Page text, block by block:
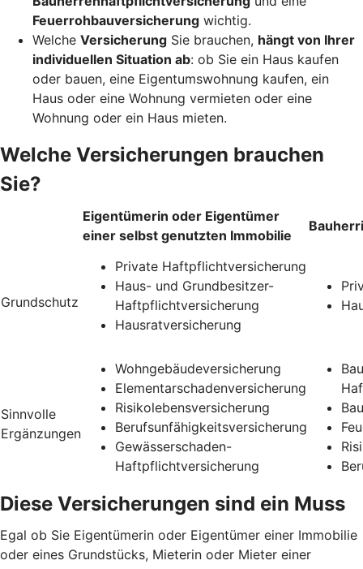
Feuerrohbauversicherung wichtig.
Welche Versicherung Sie brauchen, hängt von Ihrer
individuellen Situation ab: ob Sie ein Haus kaufen
oder bauen, eine Eigentumswohnung kaufen, ein
Haus oder eine Wohnung vermieten oder eine
Wohnung oder ein Haus mieten.
Welche Versicherungen brauchen
Sie?
Eigentümerin oder Eigentümer
einer selbst genutzten Immobilie
Grundschutz
Private Haftpflichtversicherung
Haus- und Grundbesitzer-
Haftpflichtversicherung
Hausratversicherung
Sinnvolle
Ergänzungen
Wohngebäudeversicherung
Elementarschadenversicherung
Risikolebensversicherung
Berufsunfähigkeitsversicherung
Gewässerschaden-
Haftpflichtversicherung
Diese Versicherungen sind ein Muss
Egal ob Sie Eigentümerin oder Eigentümer einer Immobilie
oder eines Grundstücks, Mieterin oder Mieter einer